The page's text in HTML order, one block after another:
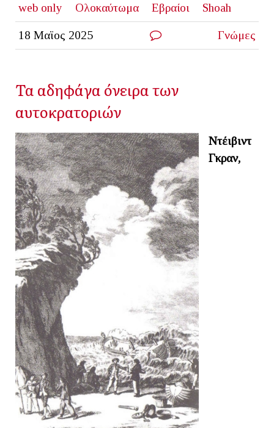
web only
Ολοκαύτωμα Εβραίοι Shoah
18 Μαϊος 2025 Γνώμες
Τα αδηφάγα όνειρα των
αυτοκρατοριών
Ντέιβιντ
Γκραν,